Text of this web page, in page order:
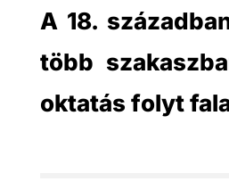
A 18.
több
oktatás folyt